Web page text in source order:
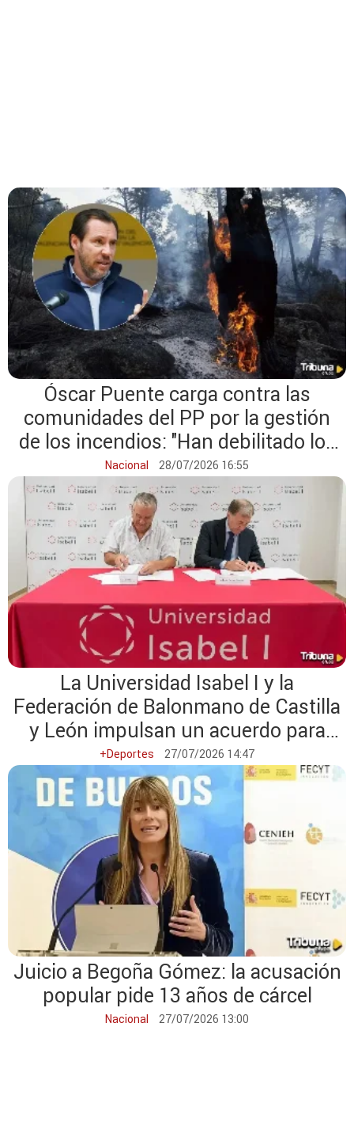
Óscar Puente carga contra las
comunidades del PP por la gestión
de los incendios: "Han debilitado los
sistemas de protección civil"
Nacional 28/07/2026 16:55
La Universidad Isabel I y la
Federación de Balonmano de Castilla
y León impulsan un acuerdo para
reforzar la formación de
entrenadores y profesionales del
deporte
+Deportes 27/07/2026 14:47
Juicio a Begoña Gómez: la acusación
popular pide 13 años de cárcel
Nacional 27/07/2026 13:00